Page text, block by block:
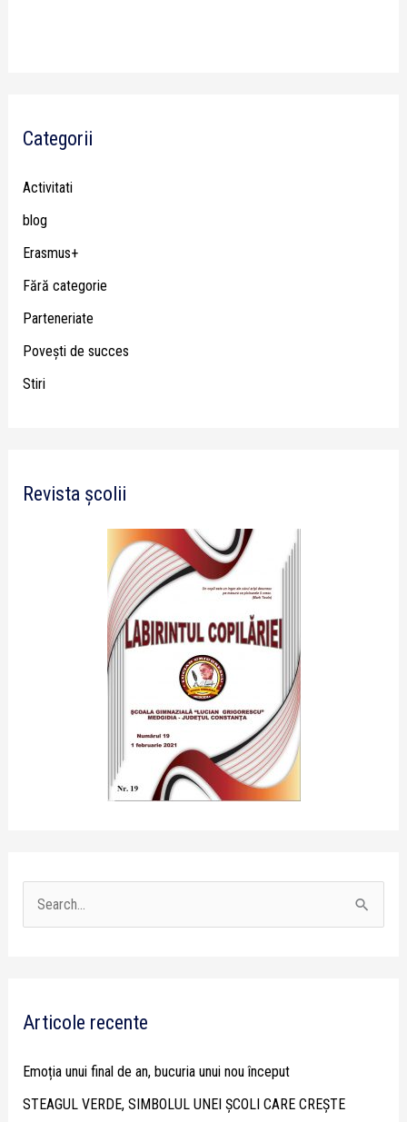
Categorii
Activitati
blog
Erasmus+
Fără categorie
Parteneriate
Poveşti de succes
Stiri
Revista școlii
c
o
Articole recente
Emoția unui final de an, bucuria unui nou început
STEAGUL VERDE, SIMBOLUL UNEI ȘCOLI CARE CREȘTE